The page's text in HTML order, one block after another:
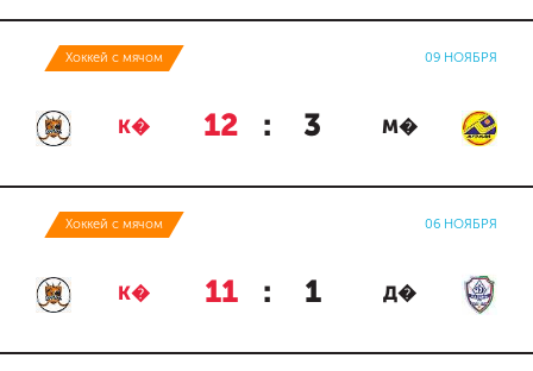
Хоккей с мячом 09 НОЯБРЯ
К� 12 : 3 М�
Хоккей с мячом 06 НОЯБРЯ
К� 11 : 1 Д�